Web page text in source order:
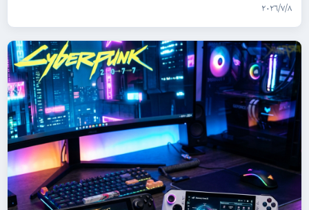
٨‏/٧‏/٢٠٢٦